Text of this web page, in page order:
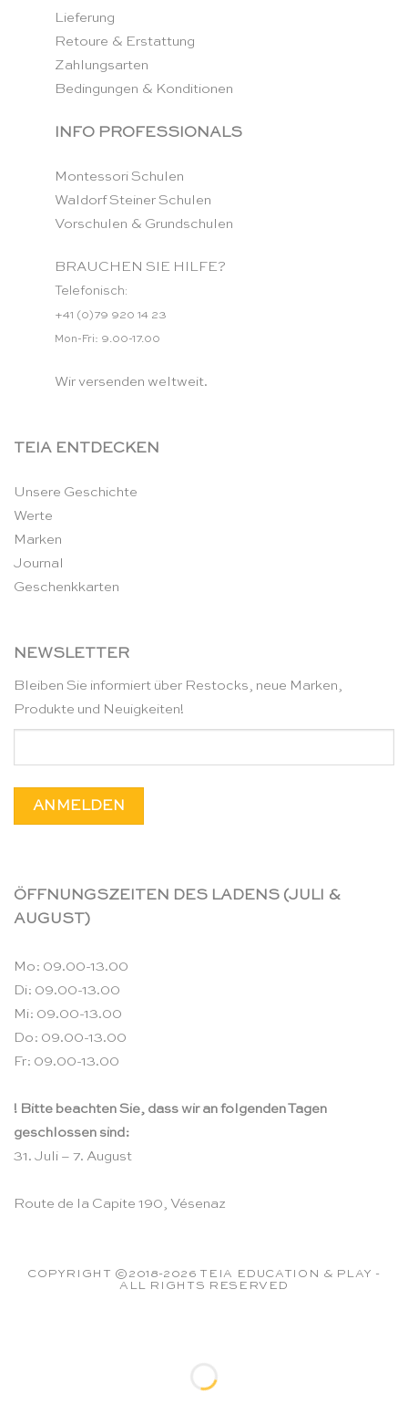
Lieferung
Retoure & Erstattung
Zahlungsarten
Bedingungen & Konditionen
INFO PROFESSIONALS
Montessori Schulen
Waldorf Steiner Schulen
Vorschulen & Grundschulen
BRAUCHEN SIE HILFE?
Telefonisch:
+41 (0)79 920 14 23
Mon-Fri: 9.00-17.00
Wir versenden weltweit.
TEIA ENTDECKEN
Unsere Geschichte
Werte
Marken
Journal
Geschenkkarten
NEWSLETTER
Bleiben Sie informiert über Restocks, neue Marken,
Produkte und Neuigkeiten!
ÖFFNUNGSZEITEN DES LADENS (JULI &
AUGUST)
Mo: 09.00-13.00
Di: 09.00-13.00
Mi: 09.00-13.00
Do: 09.00-13.00
Fr: 09.00-13.00
! Bitte beachten Sie, dass wir an folgenden Tagen
geschlossen sind:
31. Juli – 7. August
Route de la Capite 190, Vésenaz
COPYRIGHT ©2018-2026 TEIA EDUCATION & PLAY -
ALL RIGHTS RESERVED